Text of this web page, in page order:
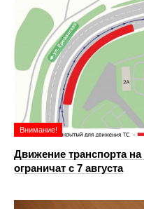
Внимание!
Движение транспорта
ограничат с 7 августа